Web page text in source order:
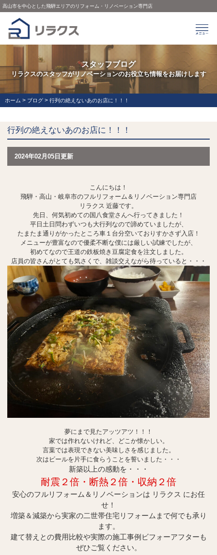
高山市を中心とした飛騨エリアのリフォーム・リノベーション専門店
スタッフブログ
リラクスのスタッフがリノベーションのお役立ち情報をお届けします
ホーム > ブログ > 行列の絶えないあのお店に！！！
行列の絶えないあのお店に！！！
2024年02月05日更新
こんにちは！
飛騨・高山・岐阜市のフルリフォーム＆リノベーション専門店
リラクス 近藤です。
先日、何気初めての国八食堂さんへ行ってきました！
平日土日問わずいつも大行列なので諦めていましたが、
たまたま通りがかったところ車１台分空いておりすかさず入店！
メニューが豊富なので優柔不断な僕には厳しい試練でしたが、
初めてなので王道の鉄板焼き豆腐定食を注文しました。
店員の皆さんがとても気さくで、雑談交えながら待っていると・・・
夢にまで見たアッツアツ！！！
家では作れないけれど、どこか懐かしい。
言葉では表現できない美味しさを感じました。
次はビールを片手に食らうことを誓いました・・・
新築以上の感動を・・・
耐震２倍・断熱２倍・収納２倍
安心のフルリフォーム＆リノベーションは リラクス にお任
せ！
増築＆減築から実家の二世帯住宅リフォームまで何でも承り
ます。
建て替えとの費用比較や実際の施工事例ビフォーアフターも
ぜひご覧ください。